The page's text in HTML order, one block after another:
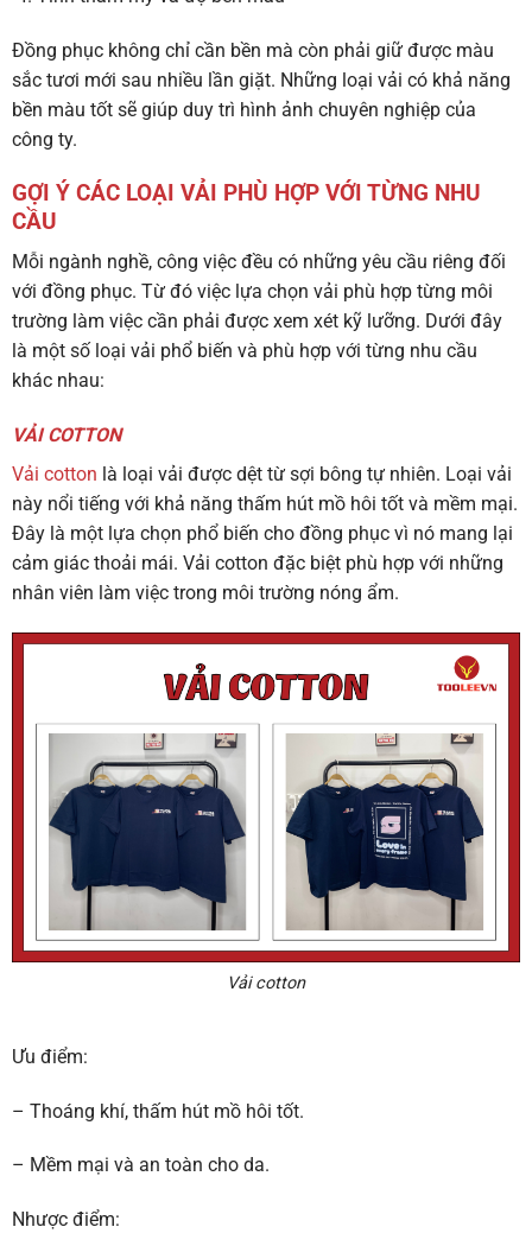
Đồng phục không chỉ cần bền mà còn phải giữ được màu
sắc tươi mới sau nhiều lần giặt. Những loại vải có khả năng
bền màu tốt sẽ giúp duy trì hình ảnh chuyên nghiệp của
công ty.
GỢI Ý CÁC LOẠI VẢI PHÙ HỢP VỚI TỪNG NHU
CẦU
Mỗi ngành nghề, công việc đều có những yêu cầu riêng đối
với đồng phục. Từ đó việc lựa chọn vải phù hợp từng môi
trường làm việc cần phải được xem xét kỹ lưỡng. Dưới đây
là một số loại vải phổ biến và phù hợp với từng nhu cầu
khác nhau:
VẢI COTTON
Vải cotton là loại vải được dệt từ sợi bông tự nhiên. Loại vải
này nổi tiếng với khả năng thấm hút mồ hôi tốt và mềm mại.
Đây là một lựa chọn phổ biến cho đồng phục vì nó mang lại
cảm giác thoải mái. Vải cotton đặc biệt phù hợp với những
nhân viên làm việc trong môi trường nóng ẩm.
Vải cotton
Ưu điểm:
– Thoáng khí, thấm hút mồ hôi tốt.
– Mềm mại và an toàn cho da.
Nhược điểm: